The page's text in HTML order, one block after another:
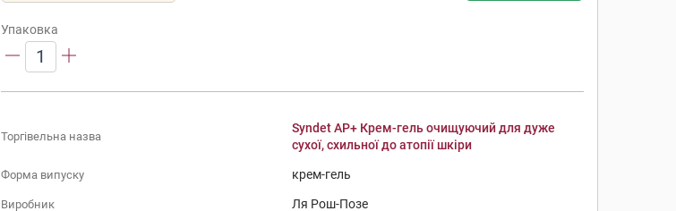
Упаковка
1
Торгівельна назва
Syndet AP+ Крем-гель очищуючий для дуже
сухої, схильної до атопії шкіри
Форма випуску крем-гель
Виробник Ля Рош-Позе